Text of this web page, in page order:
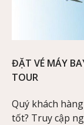
ĐẶT VÉ MÁY
TOUR
Quý khách
tốt? Truy cập